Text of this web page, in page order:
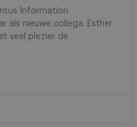
Information
als nieuwe collega. Esther
veel plezier de